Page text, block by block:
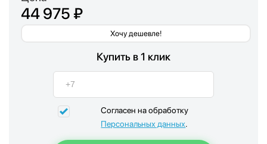
44 975 ₽
Хочу дешевле!
Купить в 1 клик
Согласен на обработку
Персональных данных.